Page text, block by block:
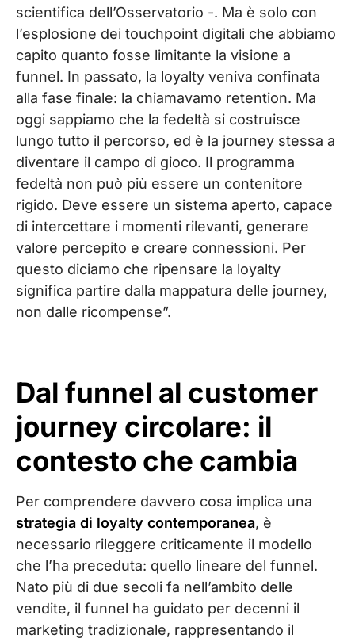
scientifica dell’Osservatorio -. Ma è solo con
l’esplosione dei touchpoint digitali che abbiamo
capito quanto fosse limitante la visione a
funnel. In passato, la loyalty veniva confinata
alla fase finale: la chiamavamo retention. Ma
oggi sappiamo che la fedeltà si costruisce
lungo tutto il percorso, ed è la journey stessa a
diventare il campo di gioco. Il programma
fedeltà non può più essere un contenitore
rigido. Deve essere un sistema aperto, capace
di intercettare i momenti rilevanti, generare
valore percepito e creare connessioni. Per
questo diciamo che ripensare la loyalty
significa partire dalla mappatura delle journey,
non dalle ricompense”.
Dal funnel al customer
journey circolare: il
contesto che cambia
Per comprendere davvero cosa implica una
strategia di loyalty contemporanea, è
necessario rileggere criticamente il modello
che l’ha preceduta: quello lineare del funnel.
Nato più di due secoli fa nell’ambito delle
vendite, il funnel ha guidato per decenni il
marketing tradizionale, rappresentando il